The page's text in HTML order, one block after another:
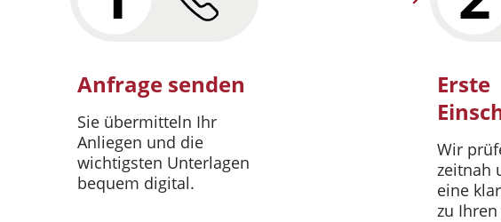
Anfrage senden
Sie übermitteln Ihr
Anliegen und die
wichtigsten Unterlagen
bequem digital.
Erste
Wir
zeitnah
eine
zu